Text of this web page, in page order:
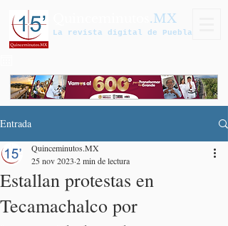
.MX
La revista digital de Puebla
Entrada
Estallan protestas en
Tecamachalco por
Quinceminutos.MX
25 nov 2023 2 min de lectura